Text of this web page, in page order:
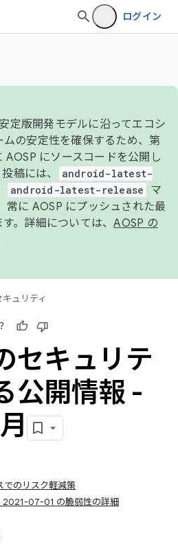
ログイン
定版開発モデルに沿ってエコシ
の安定性を確保するため、第
AOSP にソースコードを公開し
稿には、
android-latest-
android-latest-release
マ
常に AOSP にプッシュされた最
。詳細については、AOSP の
キュリティ
セキュリテ
公開情報 -
でのリスク軽減策
2021-07-01 の脆弱性の詳細